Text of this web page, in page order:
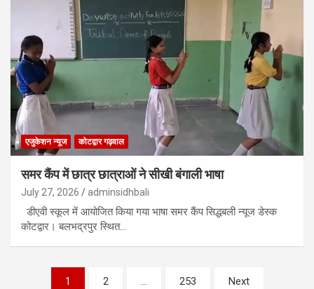
एजुकेशन न्‍यूज कोटद्वार गढ़वाल
समर कैंप में छात्र छात्राओं ने सीखी बंगाली भाषा
July 27, 2026 adminsidhbali
डीएवी स्कूल में आयोजित किया गया भाषा समर कैंप सिद्धबली न्यूज डेस्क
कोटद्वार। बलभद्रपुर स्थित…
1 2 … 253 Next